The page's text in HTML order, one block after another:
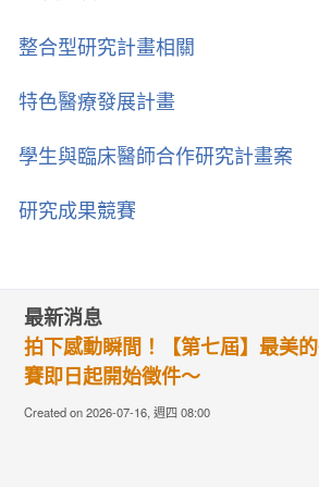
整合型研究計畫相關
特色醫療發展計畫
學生與臨床醫師合作研究計畫案
研究成果競賽
最新消息
拍下感動瞬間！【第七屆】最美
賽即日起開始徵件〜
Created on 2026-07-16, 週四 08:00